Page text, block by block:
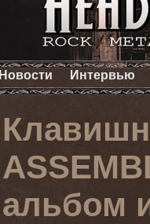
Новости Интервью
альбом